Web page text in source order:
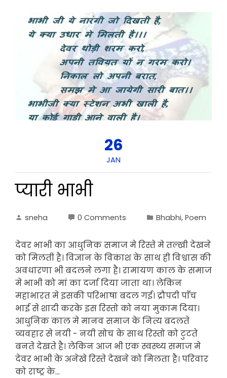
26
JAN
प्यारी भाभी
sneha 0 Comments Bhabhi, Poem
देवर भाभी का आधुनिक समाज मे रिस्ते मे तल्खी देखने
को मिलती है। विज्ञान के विकाश के साथ ही विश्वास की
अवधारणा भी बदलने लगा है। रामायण काल के समाज
मे भाभी को मां का दर्जा दिया जाता था। लेकिन
महाभारत मे इसकी परिभाषा बदल गई। द्रौपदी पाँच
भाई से शादी करके इस रिस्तो को नया मुकाम दिया।
आधुनिक काल मे मानव समाज के नित्य बदलते
व्यवहार से नयी - नयी सोच के साथ रिस्तो को टुटते
बनते देखते है। लेकिन आज भी एक स्वस्थ्य समाज मे
देवर भाभी के अनेखे रिस्ते देखने को मिलता है। परिवार
को राष्ट्र के…